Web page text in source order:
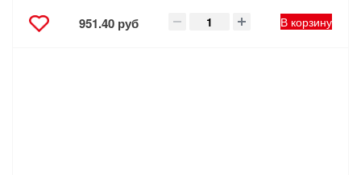
951.40 руб В корзину